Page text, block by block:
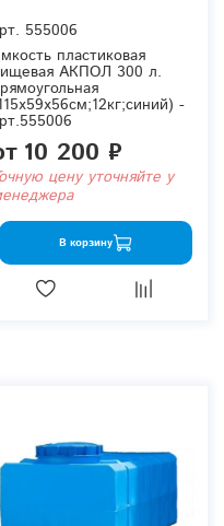
555006
пластиковая
АКПОЛ 300 л.
-
10 200 ₽
цену уточняйте у
В корзину